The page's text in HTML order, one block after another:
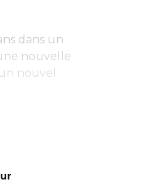
dans un
nouvelle
nouvel